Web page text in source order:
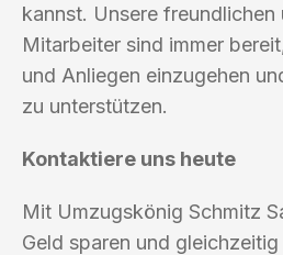
kannst. Unsere
Mitarbeiter sind immer
und Anliegen einzugehen
zu unterstützen.
Kontaktiere uns heute
Mit Umzugskönig Schmitz
Geld sparen und